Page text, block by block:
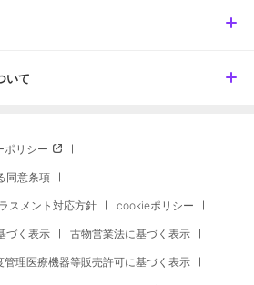
いて
ポリシー
同意条項
スメント対応方針 cookieポリシー
づく表示 古物営業法に基づく表示
管理医療機器等販売許可に基づく表示